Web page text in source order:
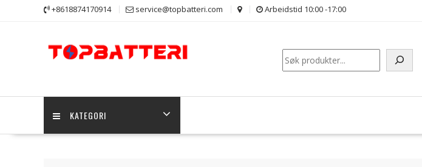
+8618874170914 service@topbatteri.com Arbeidstid 10:00 -17:00
Søk
KATEGORI